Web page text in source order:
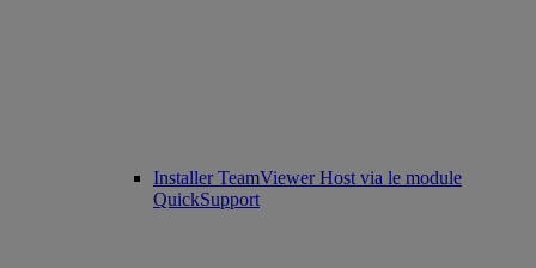
Installer TeamViewer Host via le module
QuickSupport